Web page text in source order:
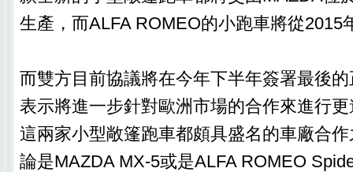
生產，而ALFA ROMEO的小跑車將從2015
而雙方目前協議將在今年下半年簽署最後
表示將進一步針對歐洲市場的合作來進行
這兩家小型敞篷跑車都頗具盛名的車廠合
論是MAZDA MX-5或是ALFA ROMEO